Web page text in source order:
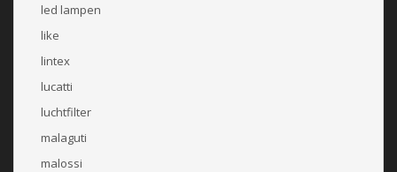
led lampen
like
lintex
lucatti
luchtfilter
malaguti
malossi